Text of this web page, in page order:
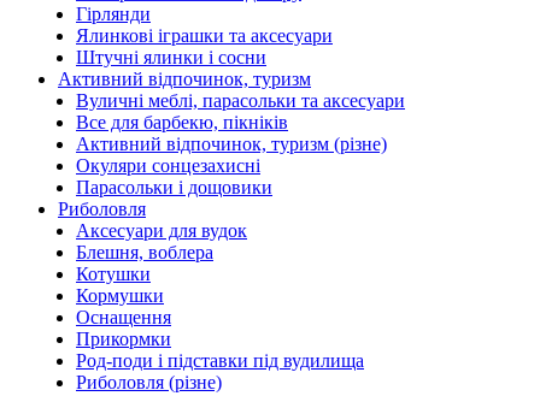
Гірлянди
Ялинкові іграшки та аксесуари
Штучні ялинки і сосни
Активний відпочинок, туризм
Вуличні меблі, парасольки та аксесуари
Все для барбекю, пікніків
Активний відпочинок, туризм (різне)
Окуляри сонцезахисні
Парасольки і дощовики
Риболовля
Аксесуари для вудок
Блешня, воблера
Котушки
Кормушки
Оснащення
Прикормки
Род-поди і підставки під вудилища
Риболовля (різне)